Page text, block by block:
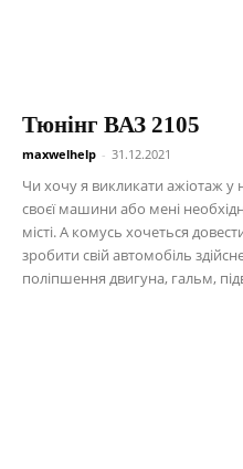
Тюнінг ВАЗ 2105
maxwelhelp - 31.12.2021
Чи хочу я викликати ажіотаж
своєї машини або мені
місті. А комусь хочеться
зробити свій автомобіль
поліпшення двигуна, гальм,